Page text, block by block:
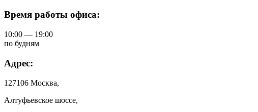
Время работы офиса:
10:00 — 19:00
по будням
Адрес:
127106 Москва,
Алтуфьевское шоссе,